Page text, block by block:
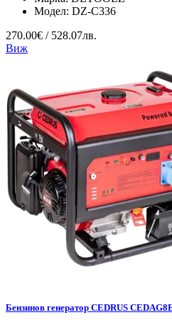
Модел: DZ-C336
270.00€ / 528.07лв.
Виж
Бензинов генератор CEDRUS